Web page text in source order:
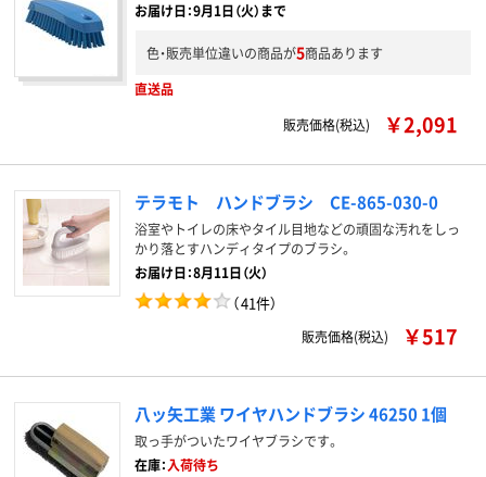
お届け日：9月1日（火）まで
色・販売単位違いの商品が5商品あります
直送品
販売価格(税込)
￥2,091
テラモト ハンドブラシ CE-865-030-0
浴室やトイレの床やタイル目地などの頑固な汚れをしっ
かり落とすハンディタイプのブラシ。
お届け日：8月11日（火）
（41件）
販売価格(税込) ￥517
八ッ矢工業 ワイヤハンドブラシ 46250 1個
取っ手がついたワイヤブラシです。
在庫：入荷待ち